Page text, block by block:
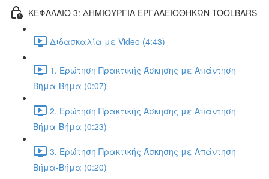
ΚΕΦΑΛΑΙΟ 3: ΔΗΜΙΟΥΡΓΙΑ ΕΡΓΑΛΕΙΟΘΗΚΩΝ TOOLBARS
Διδασκαλία με Video (4:43)
1. Ερώτηση Πρακτικής Άσκησης με Απάντηση
Βήμα-Βήμα (0:07)
2. Ερώτηση Πρακτικής Άσκησης με Απάντηση
Βήμα-Βήμα (0:23)
3. Ερώτηση Πρακτικής Άσκησης με Απάντηση
Βήμα-Βήμα (0:20)